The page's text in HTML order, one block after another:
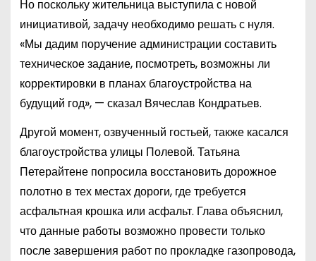
Но поскольку жительница выступила с новой
инициативой, задачу необходимо решать с нуля.
«Мы дадим поручение администрации составить
техническое задание, посмотреть, возможны ли
корректировки в планах благоустройства на
будущий год», — сказал Вячеслав Кондратьев.
Другой момент, озвученный гостьей, также касался
благоустройства улицы Полевой. Татьяна
Петерайтене попросила восстановить дорожное
полотно в тех местах дороги, где требуется
асфальтная крошка или асфальт. Глава объяснил,
что данные работы возможно провести только
после завершения работ по прокладке газопровода,